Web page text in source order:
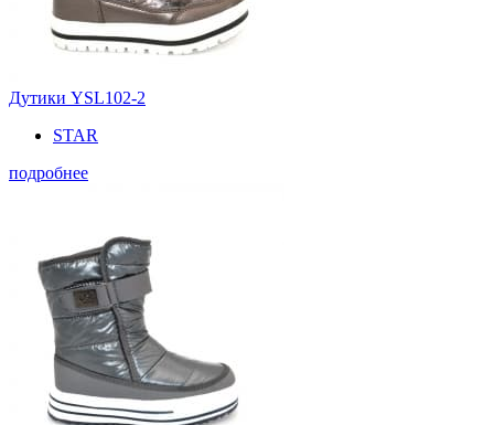
Дутики YSL102-2
STAR
подробнее